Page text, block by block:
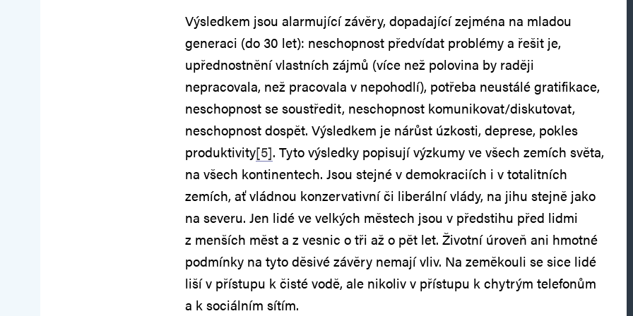
Výsledkem jsou alarmující závěry, dopadající zejména na mladou
generaci (do 30 let): neschopnost předvídat problémy a řešit je,
upřednostnění vlastních zájmů (více než polovina by raději
nepracovala, než pracovala v nepohodlí), potřeba neustálé gratifikace,
neschopnost se soustředit, neschopnost komunikovat/diskutovat,
neschopnost dospět. Výsledkem je nárůst úzkosti, deprese, pokles
produktivity[5]. Tyto výsledky popisují výzkumy ve všech zemích světa,
na všech kontinentech. Jsou stejné v demokraciích i v totalitních
zemích, ať vládnou konzervativní či liberální vlády, na jihu stejně jako
na severu. Jen lidé ve velkých městech jsou v předstihu před lidmi
z menších měst a z vesnic o tři až o pět let. Životní úroveň ani hmotné
podmínky na tyto děsivé závěry nemají vliv. Na zeměkouli se sice lidé
liší v přístupu k čisté vodě, ale nikoliv v přístupu k chytrým telefonům
a k sociálním sítím.